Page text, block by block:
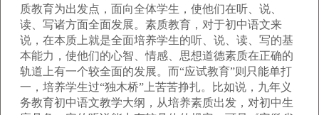
质教育为出发点，面向全体学生，使他们在听、说、
读、写诸方面全面发展。素质教育，对于初中语文来
说，在本质上就是全面培养学生的听、说、读、写的基
本能力，使他们的心智、情感、思想道德素质在正确的
轨道上有一个较全面的发展。而“应试教育”则只能单打
一，培养学生过“独木桥”上苦苦挣扎。比如说，九年义
务教育初中语文教学大纲，从培养素质出发，对初中生